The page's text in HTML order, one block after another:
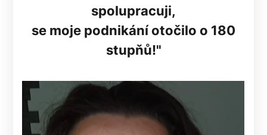
spolupracuji,
se moje podnikání otočilo o 180
stupňů!"